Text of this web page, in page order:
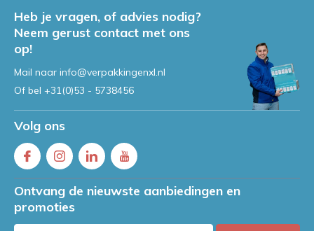
Heb je vragen, of advies nodig?
Neem gerust contact met ons
op!
Mail naar info@verpakkingenxl.nl
Of bel +31(0)53 - 5738456
Volg ons
Ontvang de nieuwste aanbiedingen en
promoties